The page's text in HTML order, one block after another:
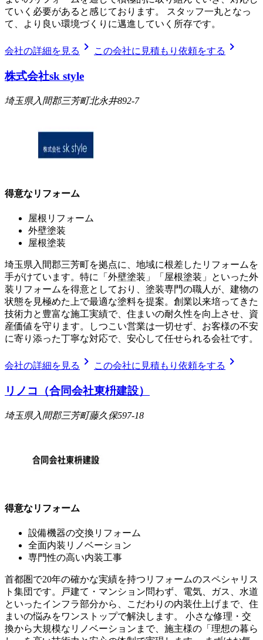
ていく必要があると感じております。 スタッフ一丸となっ
て、より良い環境づくりに邁進していく所存です。
会社の詳細を見る chevron_right この会社に見積もり依頼をする chevron_right
株式会社sk style
埼玉県入間郡三芳町北永井892-7
得意なリフォーム
屋根リフォーム
外壁塗装
屋根塗装
埼玉県入間郡三芳町を拠点に、地域に根差したリフォームを
手がけています。特に「外壁塗装」「屋根塗装」といった外
装リフォームを得意としており、塗装専門の職人が、建物の
状態を見極めた上で最適な塗料を提案。創業以来培ってきた
技術力と豊富な施工実績で、住まいの耐久性を向上させ、資
産価値を守ります。しつこい営業は一切せず、お客様の不安
に寄り添った丁寧な対応で、安心して任せられる会社です。
会社の詳細を見る chevron_right この会社に見積もり依頼をする chevron_right
リノコ（合同会社東枡建設）
埼玉県入間郡三芳町藤久保597-18
得意なリフォーム
設備機器の交換リフォーム
全面内装リノベーション
専門性の高い内装工事
首都圏で20年の確かな実績を持つリフォームのスペシャリス
ト集団です。戸建て・マンション問わず、電気、ガス、水道
といったインフラ部分から、こだわりの内装仕上げまで、住
まいの悩みをワンストップで解決します。 小さな修理・交
換から大規模なリノベーションまで、施主様の「理想の暮ら